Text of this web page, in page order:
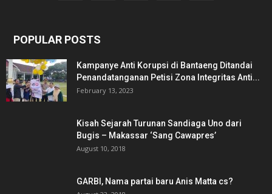
POPULAR POSTS
Kampanye Anti Korupsi di Bantaeng Ditandai
Penandatanganan Petisi Zona Integritas Anti...
February 13, 2023
Kisah Sejarah Turunan Sandiaga Uno dari
Bugis – Makassar ‘Sang Cawapres’
August 10, 2018
GARBI, Nama partai baru Anis Matta cs?